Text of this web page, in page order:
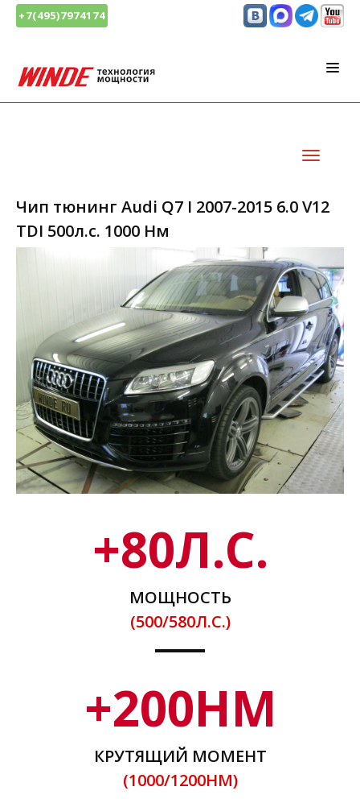
+7(495)7974174
Чип тюнинг Audi Q7 I 2007-2015 6.0 V12
TDI 500л.с. 1000 Нм
+80Л.С.
МОЩНОСТЬ
(500/580Л.С.)
+200НМ
КРУТЯЩИЙ МОМЕНТ
(1000/1200НМ)